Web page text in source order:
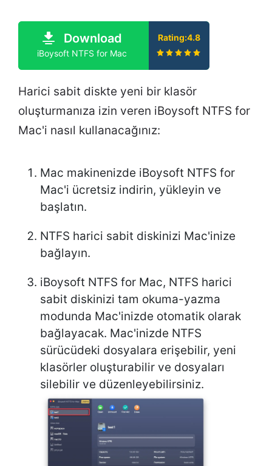
Download
iBoysoft NTFS for Mac
Rating:4.8
Harici sabit diskte yeni bir klasör
oluşturmanıza izin veren iBoysoft NTFS for
Mac'i nasıl kullanacağınız:
Mac makinenizde iBoysoft NTFS for
Mac'i ücretsiz indirin, yükleyin ve
başlatın.
NTFS harici sabit diskinizi Mac'inize
bağlayın.
iBoysoft NTFS for Mac, NTFS harici
sabit diskinizi tam okuma-yazma
modunda Mac'inizde otomatik olarak
bağlayacak. Mac'inizde NTFS
sürücüdeki dosyalara erişebilir, yeni
klasörler oluşturabilir ve dosyaları
silebilir ve düzenleyebilirsiniz.